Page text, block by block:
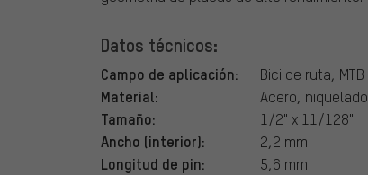
Datos técnicos:
Campo de aplicación: Bici de ruta, MTB
Material: Acero, niquelado
Tamaño: 1/2" x 11/128"
Ancho (interior): 2,2 mm
Longitud de pin: 5,6 mm